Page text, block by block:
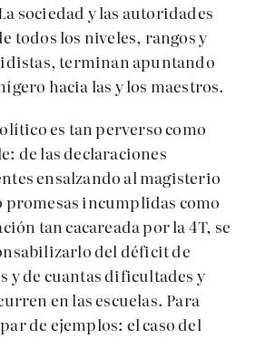
sociedad y las autoridades
todos los niveles, rangos y
terminan apuntando
hacia las y los maestros.
es tan perverso como
de las declaraciones
ensalzando al magisterio
promesas incumplidas como
tan cacareada por la 4T, se
del déficit de
y de cuantas dificultades y
en las escuelas. Para
de ejemplos: el caso del